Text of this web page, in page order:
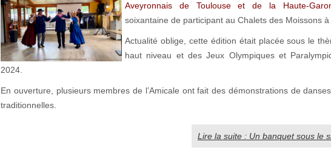
Aveyronnais de Toulouse et de la Haute-
soixantaine de participant au Chalets des Moissons à
Actualité oblige, cette édition était placée sous le
haut niveau et des Jeux Olympiques et
2024.
En ouverture, plusieurs membres de l’Amicale ont fait des démonstrations de
traditionnelles.
Lire la suite : Un banquet sous le